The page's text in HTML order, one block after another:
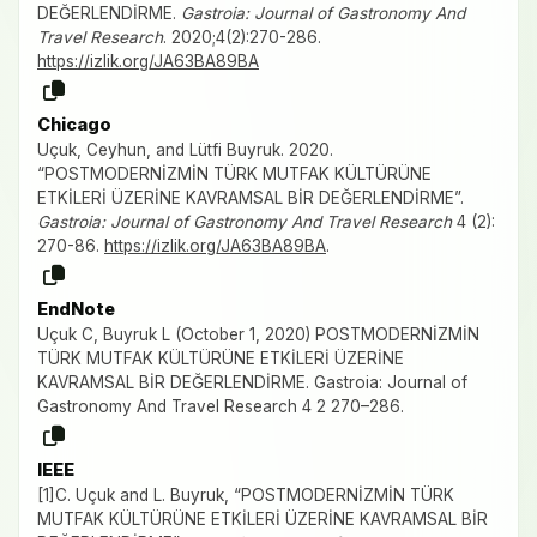
DEĞERLENDİRME. Gastroia: Journal of Gastronomy And
Travel Research. 2020;4(2):270-286.
https://izlik.org/JA63BA89BA
Chicago
Uçuk, Ceyhun, and Lütfi Buyruk. 2020.
“POSTMODERNİZMİN TÜRK MUTFAK KÜLTÜRÜNE
ETKİLERİ ÜZERİNE KAVRAMSAL BİR DEĞERLENDİRME”.
Gastroia: Journal of Gastronomy And Travel Research4 (2):
270-86. https://izlik.org/JA63BA89BA.
EndNote
Uçuk C, Buyruk L (October 1, 2020) POSTMODERNİZMİN
TÜRK MUTFAK KÜLTÜRÜNE ETKİLERİ ÜZERİNE
KAVRAMSAL BİR DEĞERLENDİRME. Gastroia: Journal of
Gastronomy And Travel Research 4 2 270–286.
IEEE
[1]C. Uçuk and L. Buyruk, “POSTMODERNİZMİN TÜRK
MUTFAK KÜLTÜRÜNE ETKİLERİ ÜZERİNE KAVRAMSAL BİR